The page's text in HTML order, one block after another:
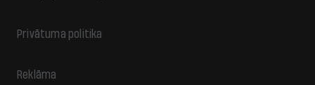
Privātuma politika
Reklāma